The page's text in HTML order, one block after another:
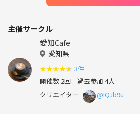
主催サークル
愛知Cafe
愛知県
★★★★★ 3件
開催数 2回 過去参加 4人
クリエイター
@IQJb9u